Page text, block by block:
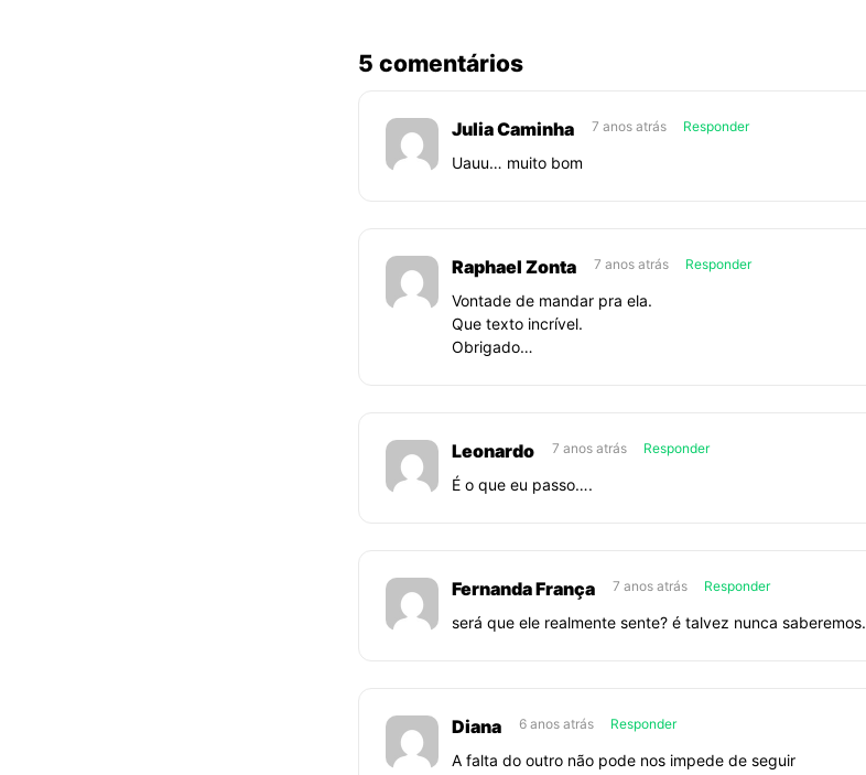
5 comentáriosabaixo
Ela
falta
Julia Caminha 7 anos atrás Responder
Uauu… muito bom
Raphael Zonta 7 anos atrás Responder
Vontade de mandar pra ela.
Que texto incrível.
Obrigado…
Leonardo 7 anos atrás Responder
É o que eu passo….
Fernanda França 7 anos atrás Responder
será que ele realmente sente? é talvez nunca saberemos.
Diana 6 anos atrás Responder
A falta do outro não pode nos impede de seguir